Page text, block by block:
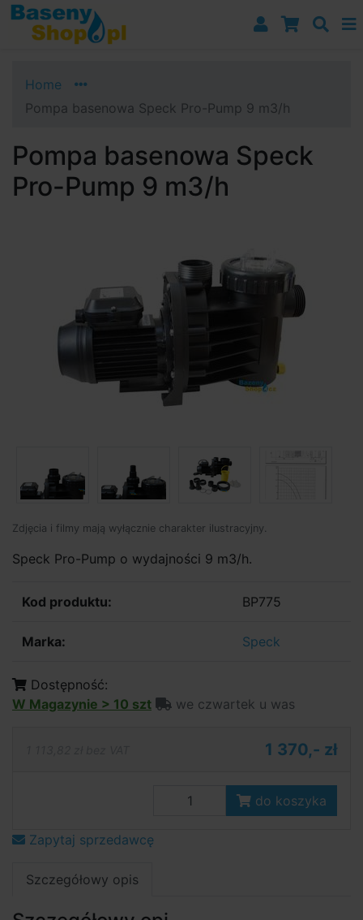
Przejdź do nawigacji
Przejdź do treści
Przejdź do paska bocznego
Home
Pompa basenowa Speck Pro-Pump 9 m3/h
Pompa basenowa Speck
Pro-Pump 9 m3/h
Zdjęcia i filmy mają wyłącznie charakter ilustracyjny.
Speck Pro-Pump o wydajności 9 m3/h.
Kod produktu: BP775
Marka: Speck
Dostępność:
W Magazynie > 10 szt
we czwartek u was
1 370,- zł
do koszyka
Zapytaj sprzedawcę
Szczegółowy opis